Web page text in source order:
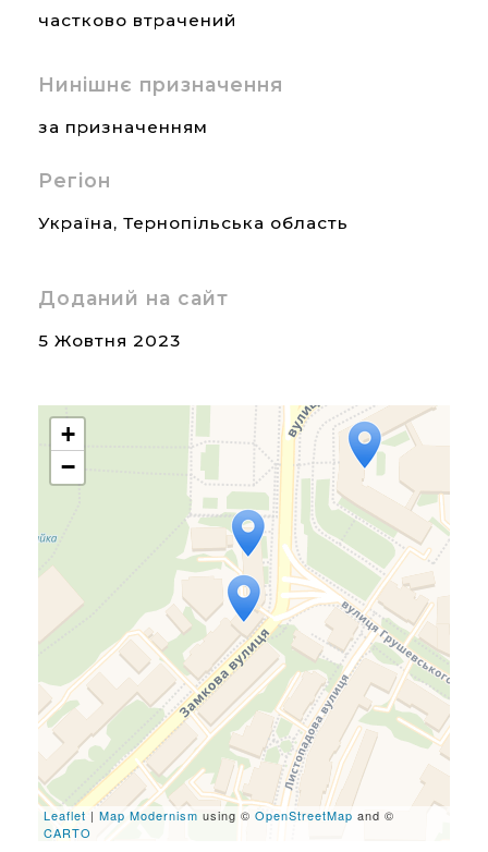
частково втрачений
Нинішнє призначення
за призначенням
Регіон
Україна, Тернопільська область
Доданий на сайт
5 Жовтня 2023
Travelers' Map is loading...
If you see this after your
page is loaded completely,
leafletJS files are missing.
+
−
Leaflet | Map Modernism using © OpenStreetMap and ©
CARTO